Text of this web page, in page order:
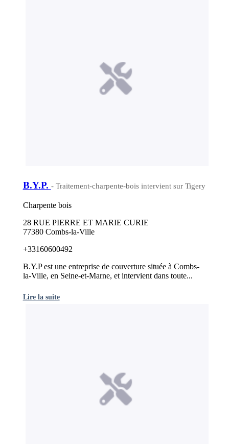
B.Y.P. - Traitement-charpente-bois intervient sur Tigery
Charpente bois
28 RUE PIERRE ET MARIE CURIE
77380 Combs-la-Ville
+33160600492
B.Y.P est une entreprise de couverture située à Combs-
la-Ville, en Seine-et-Marne, et intervient dans toute...
Lire la suite